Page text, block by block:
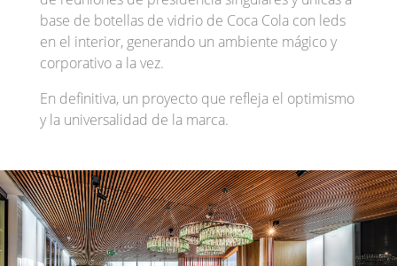
base de botellas de vidrio de Coca Cola con leds
en el interior, generando un ambiente mágico y
corporativo a la vez.
En definitiva, un proyecto que refleja el optimismo
y la universalidad de la marca.